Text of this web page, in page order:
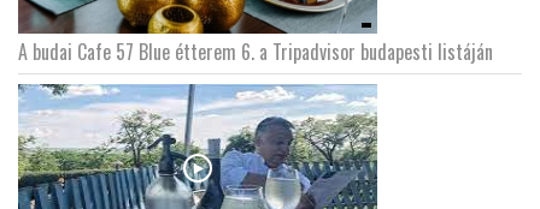
A budai Cafe 57 Blue étterem 6. a Tripadvisor budapesti listáján